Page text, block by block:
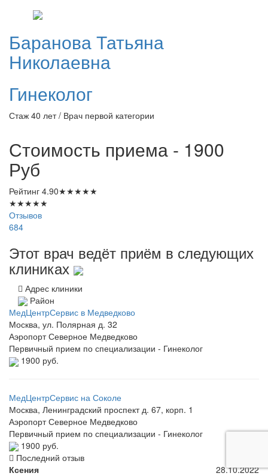
БарановаТатьяна
Николаевна
Гинеколог
Стаж 40 лет / Врач первой категории
Стоимость приема - 1900
Руб
Рейтинг 4.90★★★★★
★★★★★
Отзывов
684
Этот врач ведёт приём в следующих
клиниках
Адрес клиники
Район
МедЦентрСервис в Медведково
Москва, ул. Полярная д. 32
АэропортСеверное Медведково
Первичный прием по специализации - Гинеколог
1900 руб.
МедЦентрСервис на Соколе
Москва, Ленинградский проспект д. 67, корп. 1
АэропортСеверное Медведково
Первичный прием по специализации - Гинеколог
1900 руб.
Последний отзыв
Ксения
28.10.2022